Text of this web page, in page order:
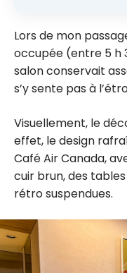
Lors de mon
occupée (entre 5 h
salon conservait
s’y sente pas à
Visuellement, le
effet, le design
Café Air Canada,
cuir brun, des
rétro suspendues.